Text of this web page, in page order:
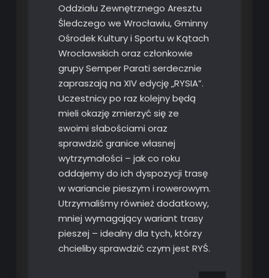
Oddziału Zewnętrznego Aresztu
Śledczego we Wrocławiu, Gminny
Ośrodek Kultury i Sportu w Kątach
Wrocławskich oraz członkowie
grupy Semper Parati serdecznie
zapraszają na XIV edycję „RYSIA”.
Uczestnicy po raz kolejny będą
mieli okazję zmierzyć się ze
swoimi słabościami oraz
sprawdzić granice własnej
wytrzymałości – jak co roku
oddajemy do ich dyspozycji trasę
w wariancie pieszym i rowerowym.
Utrzymaliśmy również dodatkowy,
mniej wymagający wariant trasy
pieszej – idealny dla tych, którzy
chcieliby sprawdzić czym jest RYŚ.